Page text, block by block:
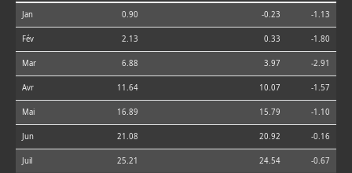
Jan 0.90 -0.23 -1.13
Fév 2.13 0.33 -1.80
Mar 6.88 3.97 -2.91
Avr 11.64 10.07 -1.57
Mai 16.89 15.79 -1.10
Jun 21.08 20.92 -0.16
Juil 25.21 24.54 -0.67